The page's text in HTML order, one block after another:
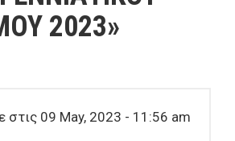
2023»
στις 09 May, 2023 - 11:56 am